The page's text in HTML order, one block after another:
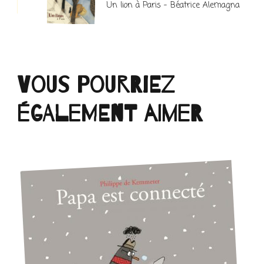
Un lion à Paris – Béatrice Alemagna
Vous pourriez
également aimer